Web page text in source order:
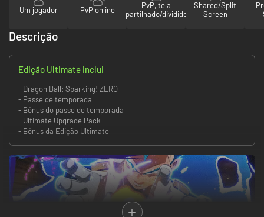
Um jogador PvP online
PvP, tela
partilhado/dividido
Shared/Split
Screen
Descrição
Edição Ultimate inclui
- Dragon Ball: Sparking! ZERO
- Passe de temporada
- Bónus do passe de temporada
- Ultimate Upgrade Pack
- Bónus da Edição Ultimate